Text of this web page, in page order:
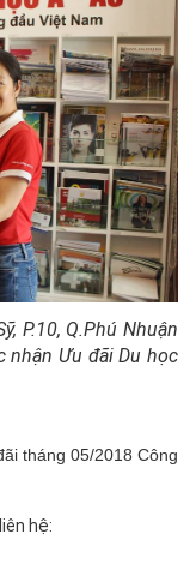
P.10, Q.Phú Nhuận
nhận Ưu đãi Du học
tháng 05/2018 Công
hệ: